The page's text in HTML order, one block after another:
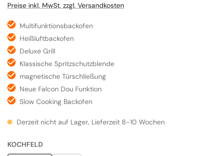
Preise inkl. MwSt. zzgl. Versandkosten
Multifunktionsbackofen
Heißluftbackofen
Deluxe Grill
Klassische Spritzschutzblende
magnetische Türschließung
Neue Falcon Dou Funktion
Slow Cooking Backofen
Derzeit nicht auf Lager, Lieferzeit 8-10 Wochen
KOCHFELDAUSWÄHLEN